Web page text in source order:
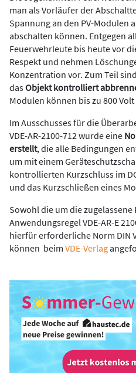
man als Vorläufer der
Spannung an den PV-Modulen
abschalten können. Entgegen
Feuerwehrleute bis heute vor
Respekt und nehmen
Konzentration vor. Zum Teil
dasObjekt kontrolliert
Modulen können bis zu 800
Im Ausschusses für die
VDE-AR-2100-712 wurde eine
erstellt, die alle Bedingungen
um mit einem
kontrollierten Kurzschluss im
und das Kurzschließen eines
Sowohl die um die
Anwendungsregel VDE-AR-E
hierfür erforderliche Norm DIN
können beim VDE-Verlag